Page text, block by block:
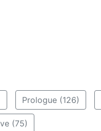
Prologue (126)
(75)